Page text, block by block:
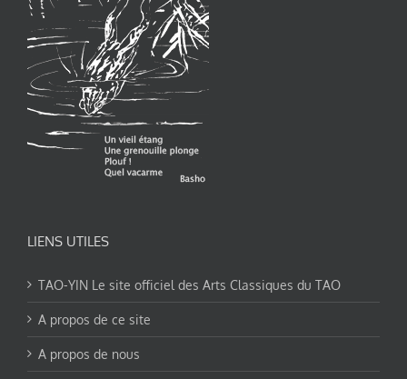
LIENS UTILES
TAO-YIN Le site officiel des Arts Classiques du TAO
A propos de ce site
A propos de nous